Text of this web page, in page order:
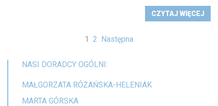
CZYTAJ WIĘCEJ
1 2 Następna
NASI DORADCY OGÓLNI:
MAŁGORZATA RÓŻAŃSKA-HELENIAK
MARTA GÓRSKA